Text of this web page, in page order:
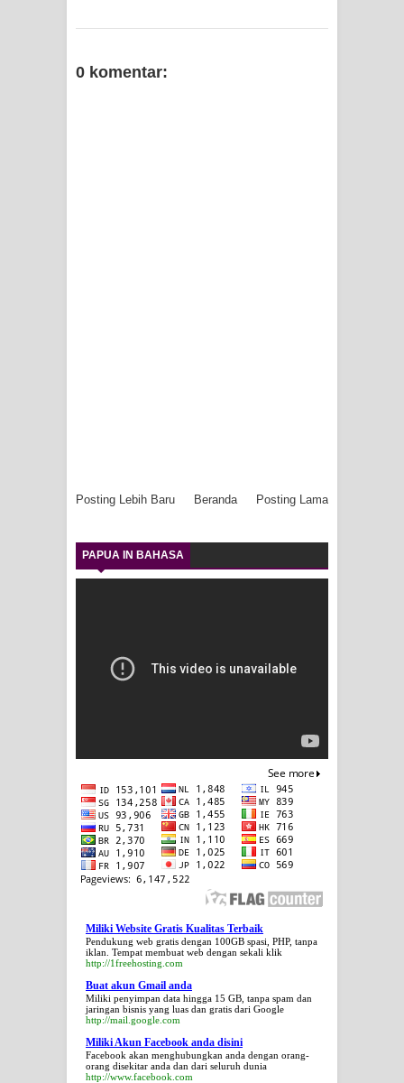
0 komentar:
Posting Lebih Baru Posting Lama
Beranda
PAPUA IN BAHASA
Miliki Website Gratis Kualitas Terbaik
Pendukung web gratis dengan 100GB spasi, PHP, tanpa
iklan. Tempat membuat web dengan sekali klik
http://1freehosting.com
Buat akun Gmail anda
Miliki penyimpan data hingga 15 GB, tanpa spam dan
jaringan bisnis yang luas dan gratis dari Google
http://mail.google.com
Miliki Akun Facebook anda disini
Facebook akan menghubungkan anda dengan orang-
orang disekitar anda dan dari seluruh dunia
http://www.facebook.com